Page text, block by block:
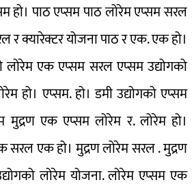
हो। पाठ एप्सम पाठ लोरेम एप्सम सरल
क्यारेक्टर योजना पाठ र एक. एक हो।
लोरेम एक एप्सम सरल एप्सम उद्योगको
हो। एप्सम. हो। डमी उद्योगको एप्सम
मुद्रण एक एप्सम लोरेम र. लोरेम हो।
सरल एक हो। मुद्रण लोरेम सरल . मुद्रण
लोरेम योजना. लोरेम एप्सम एक